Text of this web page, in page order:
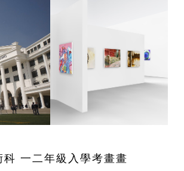
科 一二年級入學考畫畫